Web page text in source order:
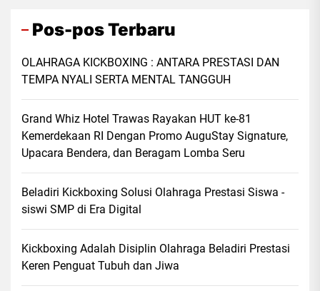
Pos-pos Terbaru
OLAHRAGA KICKBOXING : ANTARA PRESTASI DAN
TEMPA NYALI SERTA MENTAL TANGGUH
Grand Whiz Hotel Trawas Rayakan HUT ke-81
Kemerdekaan RI Dengan Promo AuguStay Signature,
Upacara Bendera, dan Beragam Lomba Seru
Beladiri Kickboxing Solusi Olahraga Prestasi Siswa -
siswi SMP di Era Digital
Kickboxing Adalah Disiplin Olahraga Beladiri Prestasi
Keren Penguat Tubuh dan Jiwa